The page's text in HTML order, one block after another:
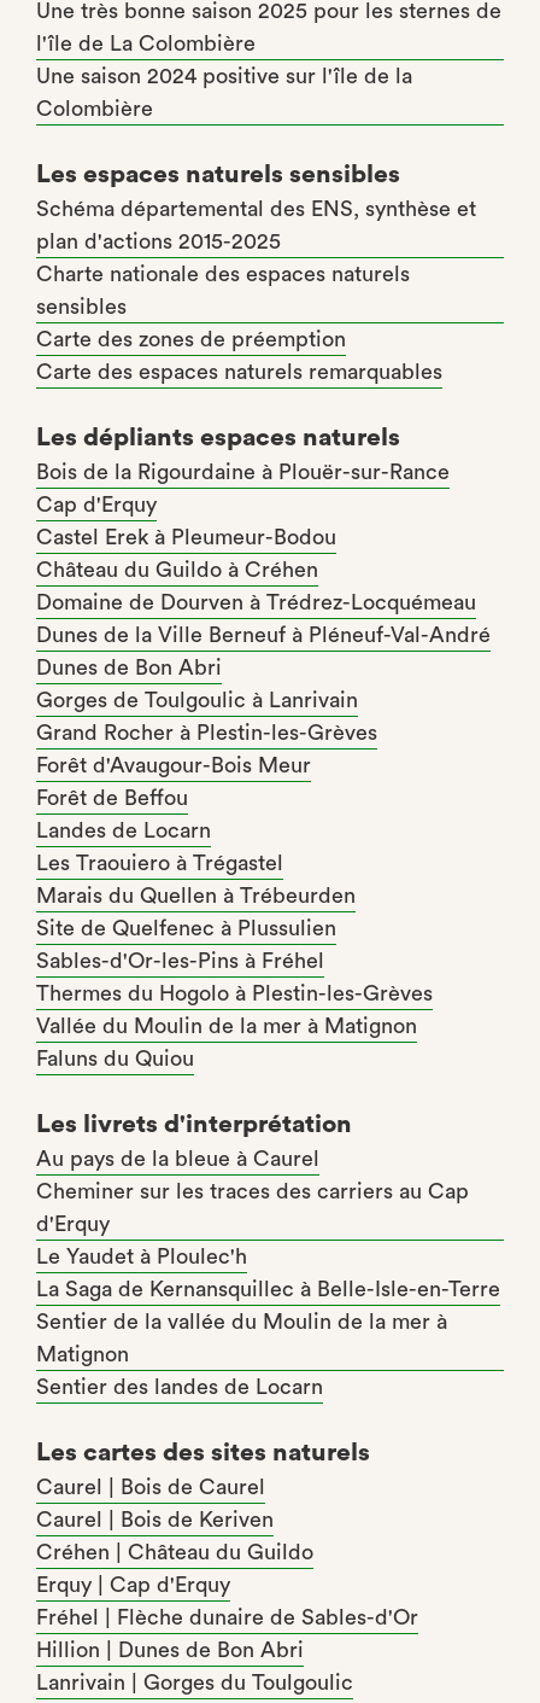
Une très bonne saison 2025 pour les sternes de
l'île de La Colombière
Une saison 2024 positive sur l'île de la
Colombière
Les espaces naturels sensibles
Schéma départemental des ENS, synthèse et
plan d'actions 2015-2025
Charte nationale des espaces naturels
sensibles
Carte des zones de préemption
Carte des espaces naturels remarquables
Les dépliants espaces naturels
Bois de la Rigourdaine à Plouër-sur-Rance
Cap d'Erquy
Castel Erek à Pleumeur-Bodou
Château du Guildo à Créhen
Domaine de Dourven à Trédrez-Locquémeau
Dunes de la Ville Berneuf à Pléneuf-Val-André
Dunes de Bon Abri
Gorges de Toulgoulic à Lanrivain
Grand Rocher à Plestin-les-Grèves
Forêt d'Avaugour-Bois Meur
Forêt de Beffou
Landes de Locarn
Les Traouiero à Trégastel
Marais du Quellen à Trébeurden
Site de Quelfenec à Plussulien
Sables-d'Or-les-Pins à Fréhel
Thermes du Hogolo à Plestin-les-Grèves
Vallée du Moulin de la mer à Matignon
Faluns du Quiou
Les livrets d'interprétation
Au pays de la bleue à Caurel
Cheminer sur les traces des carriers au Cap
d'Erquy
Le Yaudet à Ploulec'h
La Saga de Kernansquillec à Belle-Isle-en-Terre
Sentier de la vallée du Moulin de la mer à
Matignon
Sentier des landes de Locarn
Les cartes des sites naturels
Caurel | Bois de Caurel
Caurel | Bois de Keriven
Créhen | Château du Guildo
Erquy | Cap d'Erquy
Fréhel | Flèche dunaire de Sables-d'Or
Hillion | Dunes de Bon Abri
Lanrivain | Gorges du Toulgoulic